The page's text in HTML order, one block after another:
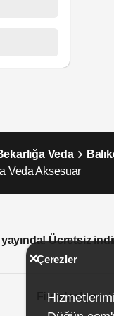
Veda
Veda Aksesuar
Ücretsiz
Firmalar İçin
Çerezler